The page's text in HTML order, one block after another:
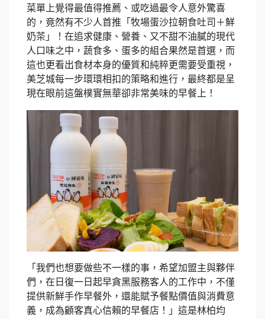
菜單上覺得最值得推薦、或吃過最令人意外驚喜
的，竟然有不少人首推「牧場蛋沙拉朝食吐司＋鮮
奶茶」！在追求健康、營養、又不甜不油膩的現代
人口味之中，蔬食多、蛋多的組合果然是首選，而
這也更看出食材本身的優質和純粹更需要受重視，
美芝城每一步環環相扣的策略和進行，最終都是呈
現在眼前這盤樸實無華卻非常美味的早餐上！
「我們也想要做些不一樣的事，​希望加盟主與夥伴
們，​在日復一日起早貪黑服務客人的工作中，​不僅
提供新鮮手作早餐外，​還能賦予餐點價值與消費意
義，​成為顧客真心信賴的早餐店！​」這是林柏均